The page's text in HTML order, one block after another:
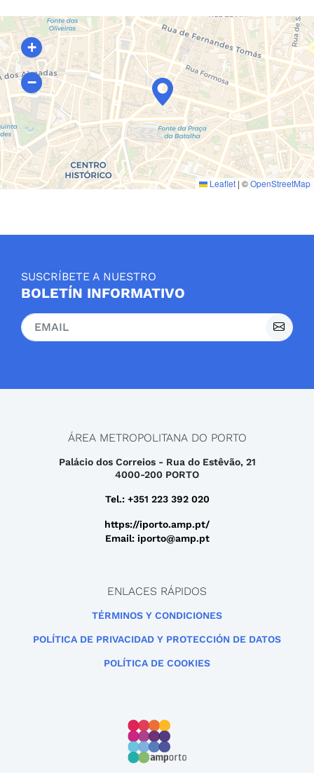
+
−
Leaflet | ©OpenStreetMap
SUSCRÍBETE A NUESTRO
BOLETÍN INFORMATIVO
ÁREA METROPOLITANA DO PORTO
Palácio dos Correios - Rua do Estêvão, 21
4000-200 PORTO
Tel.: +351 223 392 020
https://iporto.amp.pt/
Email: iporto@amp.pt
ENLACES RÁPIDOS
TÉRMINOS Y CONDICIONES
POLÍTICA DE PRIVACIDAD Y PROTECCIÓN DE DATOS
POLÍTICA DE COOKIES